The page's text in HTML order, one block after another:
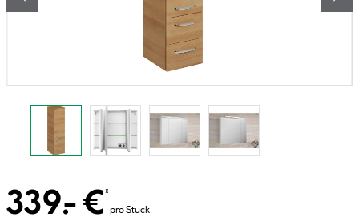
339.- €*
pro Stück